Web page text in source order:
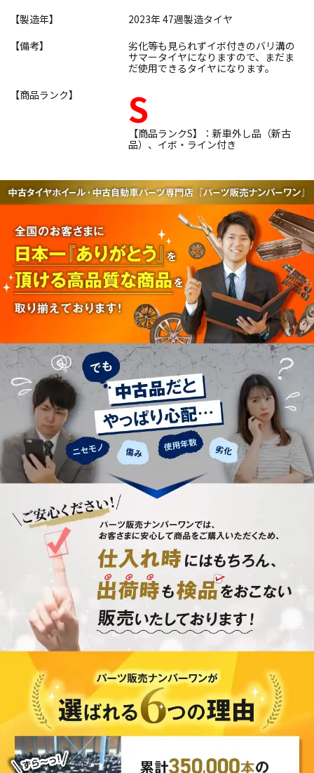
【製造年】
2023年 47週製造タイヤ
【備考】
劣化等も見られずイボ付きのバリ溝の
サマータイヤになりますので、まだま
だ使用できるタイヤになります。
【商品ランク】
S
【商品ランクS】：新車外し品（新古
品）、イボ・ライン付き